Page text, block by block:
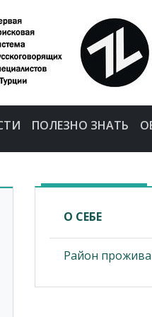
ПОЛЕЗНО ЗНАТЬ
О СЕБЕ
Район